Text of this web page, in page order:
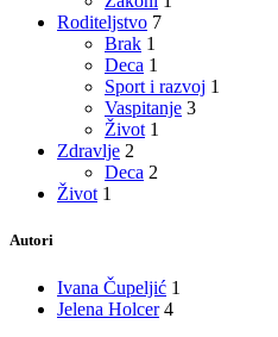
Roditeljstvo 7
Brak 1
Deca 1
Sport i razvoj 1
Vaspitanje 3
Život 1
Zdravlje 2
Deca 2
Život 1
Autori
Ivana Čupeljić 1
Jelena Holcer 4